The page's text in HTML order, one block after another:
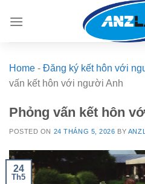
Home - Đăng ký kết hôn với
vấn kết hôn với người Anh
Phỏng vấn kết hôn
POSTED ON 24 THÁNG 5, 2026 BY
24
Th5